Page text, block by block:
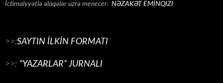
İctimaiyyətlə əlaqələr üzrə menecer: NƏZAKƏT EMİNQIZI
>>:SAYTIN İLKİN FORMATI
>>: “YAZARLAR” JURNALI